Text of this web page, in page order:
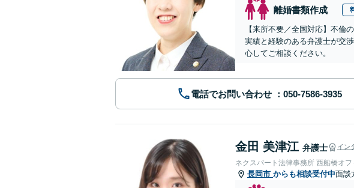
離婚書類作成
【来所不要／全国対応】不倫
実績と経験のある弁護士が交
心してご相談ください。
電話でお問い合わせ
金田 美津江 弁護士 イン
ネクスパート法律事務所 西船橋オフ
長岡市 からも相談受付中面談